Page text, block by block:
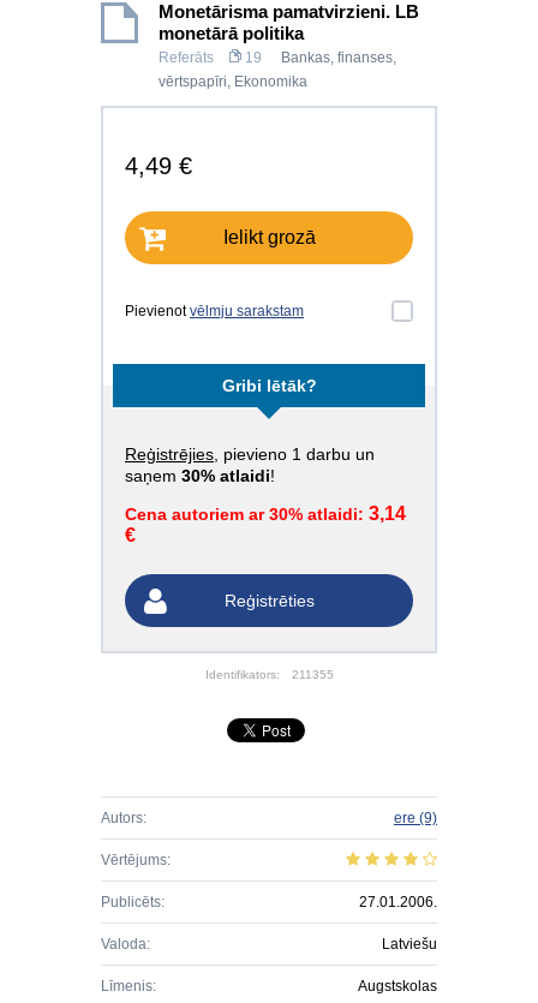
Monetārisma pamatvirzieni. LB
monetārā politika
Referāts 19
Bankas, finanses,
vērtspapīri, Ekonomika
4,49 €
Ielikt grozā
Pievienotvēlmju sarakstam
Gribi lētāk?
Reģistrējies , pievieno 1 darbu un
saņem 30% atlaidi!
Cena autoriem ar 30% atlaidi: 3,14
€
Reģistrēties
Identifikators: 211355
Autors: ere (9)
Vērtējums:
Publicēts: 27.01.2006.
Valoda: Latviešu
Līmenis: Augstskolas